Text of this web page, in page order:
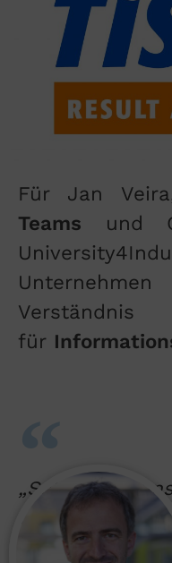
Für Jan
Teams und
Verständnis
für
„Schon seit
uns stets an